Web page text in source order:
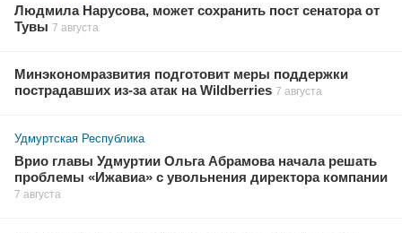
Людмила Нарусова, может сохранить пост сенатора от
Тувы 7 августа
Минэкономразвития подготовит меры поддержки
пострадавших из-за атак на Wildberries 7 августа
Удмуртская Республика
Врио главы Удмуртии Ольга Абрамова начала решать
проблемы «Ижавиа» с увольнения директора компании
7 августа